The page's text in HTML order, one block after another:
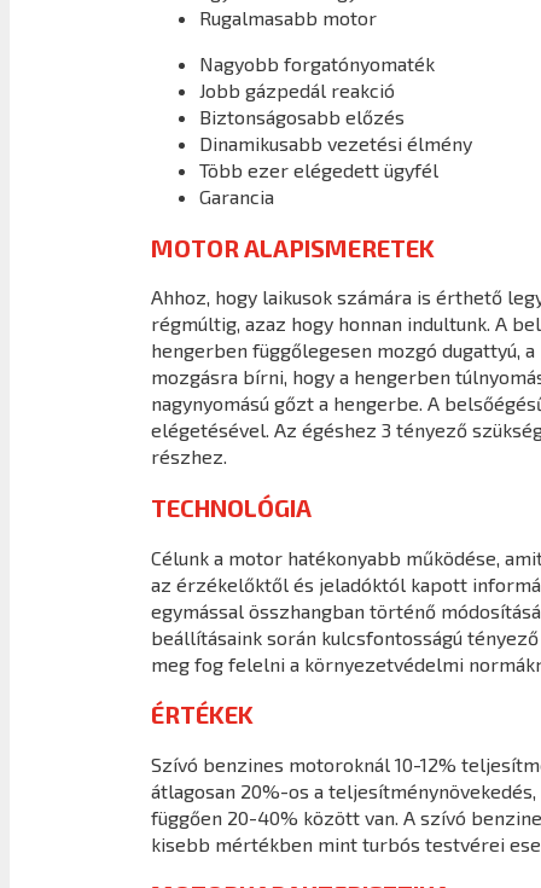
Rugalmasabb motor
Nagyobb forgatónyomaték
Jobb gázpedál reakció
Biztonságosabb előzés
Dinamikusabb vezetési élmény
Több ezer elégedett ügyfél
Garancia
MOTOR ALAPISMERETEK
Ahhoz, hogy laikusok számára is érthető
régmúltig, azaz hogy honnan indultunk. A
hengerben függőlegesen mozgó dugattyú,
mozgásra bírni, hogy a hengerben
nagynyomású gőzt a hengerbe. A
elégetésével. Az égéshez 3 tényező
részhez.
TECHNOLÓGIA
Célunk a motor hatékonyabb működése,
az érzékelőktől és jeladóktól kapott
egymással összhangban történő
beállításaink során kulcsfontosságú
meg fog felelni a környezetvédelmi
ÉRTÉKEK
Szívó benzines motoroknál 10-12%
átlagosan 20%-os a
függően 20-40% között van. A szívó
kisebb mértékben mint turbós testvérei